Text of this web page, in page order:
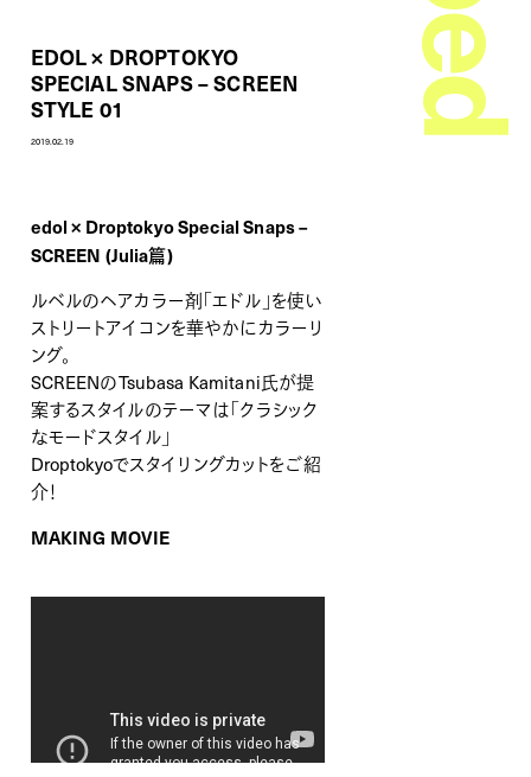
EDOL × DROPTOKYO
SPECIAL SNAPS – SCREEN
STYLE 01
2019.02.19
edol × Droptokyo Special Snaps –
SCREEN (Julia篇)
ルベルのヘアカラー剤「エドル」を使い
ストリートアイコンを華やかにカラーリ
ング。
SCREENのTsubasa Kamitani氏が提
案するスタイルのテーマは「クラシック
なモードスタイル」
Droptokyoでスタイリングカットをご紹
介！
MAKING MOVIE